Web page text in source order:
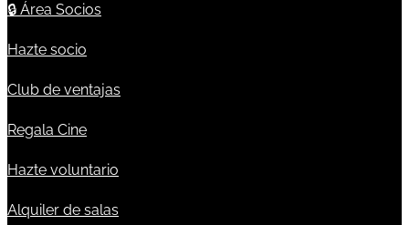
🔒 Área Socios
Hazte socio
Club de ventajas
Regala Cine
Hazte voluntario
Alquiler de salas